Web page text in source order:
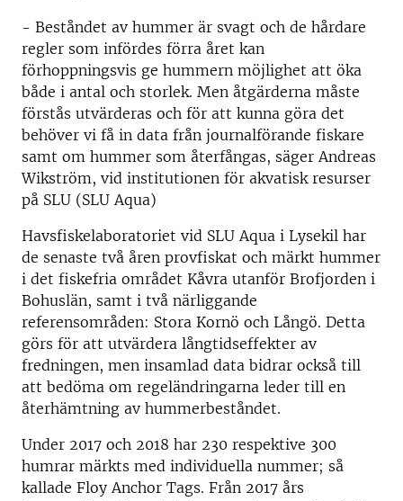
- Beståndet av hummer är svagt och de hårdare
regler som infördes förra året kan
förhoppningsvis ge hummern möjlighet att öka
både i antal och storlek. Men åtgärderna måste
förstås utvärderas och för att kunna göra det
behöver vi få in data från journalförande fiskare
samt om hummer som återfångas, säger Andreas
Wikström, vid institutionen för akvatisk resurser
på SLU (SLU Aqua)
Havsfiskelaboratoriet vid SLU Aqua i Lysekil har
de senaste två åren provfiskat och märkt hummer
i det fiskefria området Kåvra utanför Brofjorden i
Bohuslän, samt i två närliggande
referensområden: Stora Kornö och Långö. Detta
görs för att utvärdera långtidseffekter av
fredningen, men insamlad data bidrar också till
att bedöma om regeländringarna leder till en
återhämtning av hummerbeståndet.
Under 2017 och 2018 har 230 respektive 300
humrar märkts med individuella nummer; så
kallade Floy Anchor Tags. Från 2017 års